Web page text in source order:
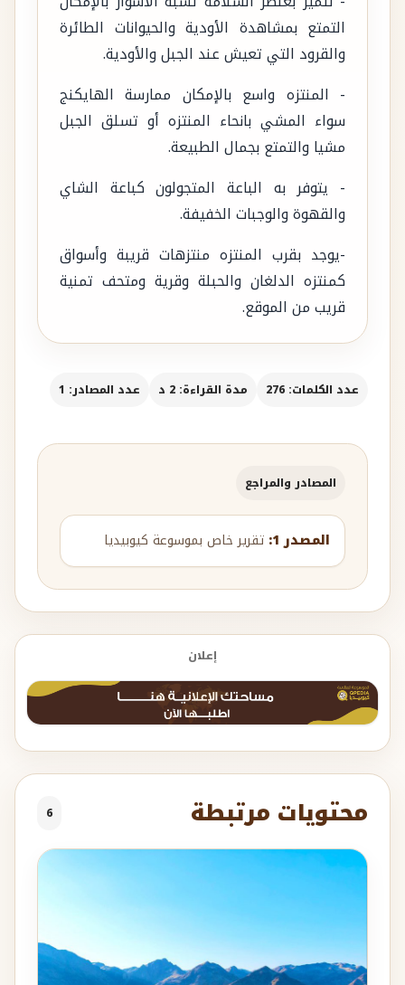
التمتع بمشاهدة الأودية والحيوانات الطائرة
والقرود التي تعيش عند الجبل والأودية.
- المنتزه واسع بالإمكان ممارسة الهايكنج
سواء المشي بانحاء المنتزه أو تسلق الجبل
مشيا والتمتع بجمال الطبيعة.
- يتوفر به الباعة المتجولون كباعة الشاي
والقهوة والوجبات الخفيفة.
-يوجد بقرب المنتزه منتزهات قريبة وأسواق
كمنتزه الدلغان والحبلة وقرية ومتحف تمنية
قريب من الموقع.
عدد الكلمات: 276 مدة القراءة: 2 د عدد المصادر: 1
المصادر والمراجع
المصدر 1: تقرير خاص بموسوعة كيوبيديا
إعلان
محتويات مرتبطة 6